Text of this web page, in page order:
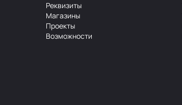
Реквизиты
Магазины
Проекты
Возможности